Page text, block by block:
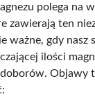
polega na
zawierają ten
ważne, gdy nasz
ilości
Objawy